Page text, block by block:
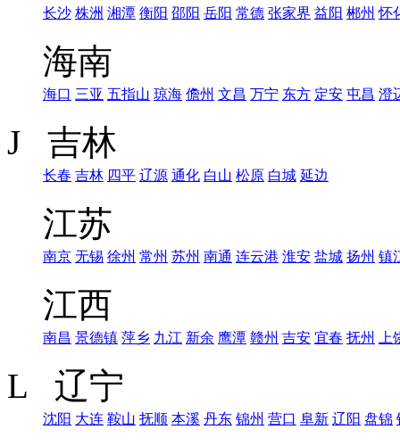
长沙 株洲 湘潭 衡阳 邵阳 岳阳 常德 张家界 益阳 郴州 怀
海南
海口 三亚 五指山 琼海 儋州 文昌 万宁 东方 定安 屯昌 澄
J 吉林
长春 吉林 四平 辽源 通化 白山 松原 白城 延边
江苏
南京 无锡 徐州 常州 苏州 南通 连云港 淮安 盐城 扬州 镇
江西
南昌 景德镇 萍乡 九江 新余 鹰潭 赣州 吉安 宜春 抚州 上
L 辽宁
沈阳 大连 鞍山 抚顺 本溪 丹东 锦州 营口 阜新 辽阳 盘锦